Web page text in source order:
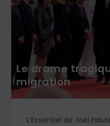
Le drame
migration
L’Essentiel de Joël